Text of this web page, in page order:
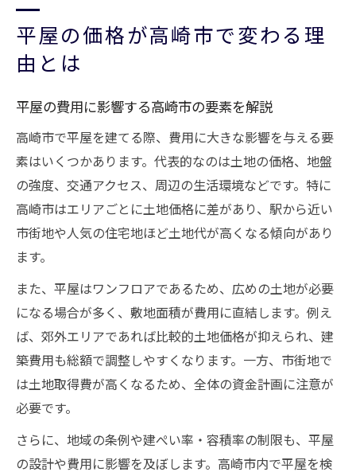
平屋価格相場を高崎市でつかむポイント
平屋の理想を叶える予算設定の方法
平屋選びに役立つ費用相場の調べ方とは
平屋の価格帯と理想実現のバランス術
新築平屋の価格帯を賢く理解する方法
新築平屋の価格帯と高崎市の現状把握
平屋新築時に知るべき価格帯の目安
新築平屋のコスト内訳を詳しく解説
平屋新築で失敗しない価格比較のコツ
平屋購入で失敗しない資金計画のコツ
平屋購入時に重要な資金計画の立て方
高崎市で平屋の資金計画を成功させる秘訣
将来を見据えた平屋資金計画のポイント
平屋の価格が高崎市で変わる理
由とは
平屋の費用に影響する高崎市の要素を解説
高崎市で平屋を建てる際、費用に大きな影響を与える要
素はいくつかあります。代表的なのは土地の価格、地盤
の強度、交通アクセス、周辺の生活環境などです。特に
高崎市はエリアごとに土地価格に差があり、駅から近い
市街地や人気の住宅地ほど土地代が高くなる傾向があり
ます。
また、平屋はワンフロアであるため、広めの土地が必要
になる場合が多く、敷地面積が費用に直結します。例え
ば、郊外エリアであれば比較的土地価格が抑えられ、建
築費用も総額で調整しやすくなります。一方、市街地で
は土地取得費が高くなるため、全体の資金計画に注意が
必要です。
さらに、地域の条例や建ぺい率・容積率の制限も、平屋
の設計や費用に影響を及ぼします。高崎市内で平屋を検